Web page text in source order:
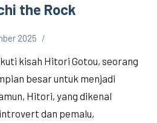
the Rock
2025
kisah Hitori Gotou, seorang
besar untuk menjadi
Hitori, yang dikenal
dan pemalu,